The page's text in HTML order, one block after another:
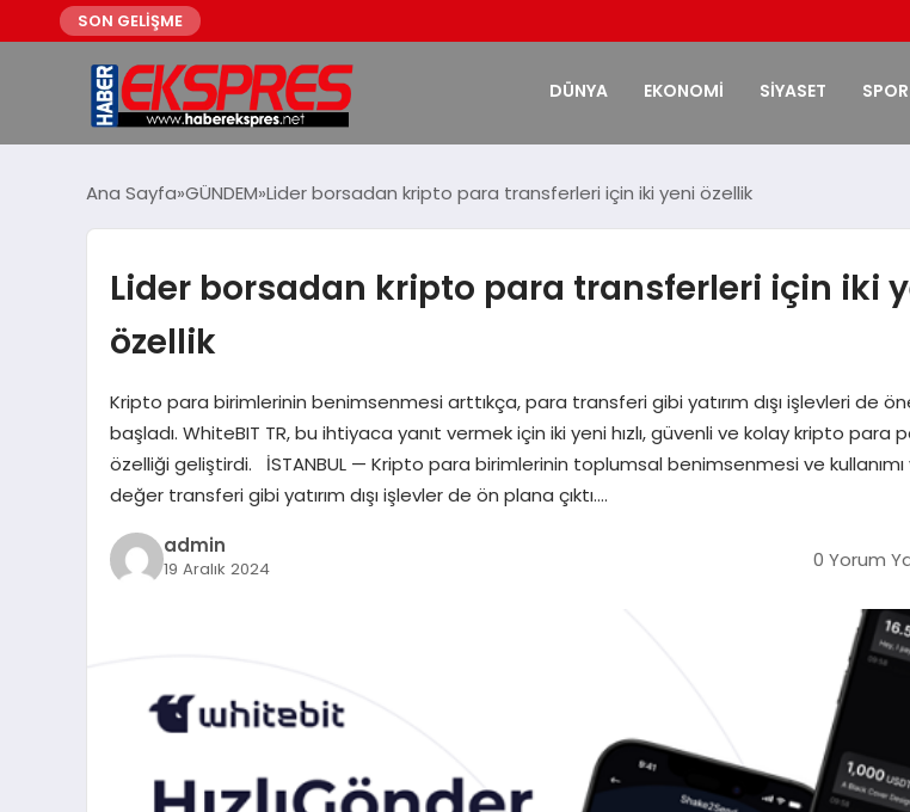
SON GELİŞME
DÜNYA EKONOMİ SİYASET SPOR
Ana Sayfa GÜNDEM Lider borsadan kripto para transferleri için iki yeni özellik
Lider borsadan kripto para transferleri için iki
özellik
Kripto para birimlerinin benimsenmesi arttıkça, para transferi gibi yatırım dışı işlevleri de
başladı. WhiteBIT TR, bu ihtiyaca yanıt vermek için iki yeni hızlı, güvenli ve kolay kripto para
özelliği geliştirdi. İSTANBUL — Kripto para birimlerinin toplumsal benimsenmesi ve kullanımı
değer transferi gibi yatırım dışı işlevler de ön plana çıktı….
admin
19 Aralık 2024 0 Yorum